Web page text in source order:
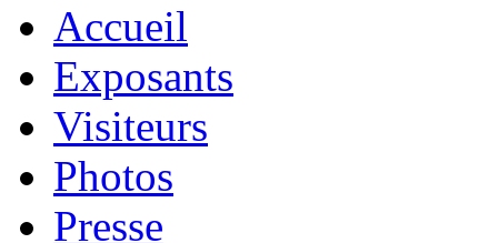
Accueil
Exposants
Visiteurs
Photos
Presse